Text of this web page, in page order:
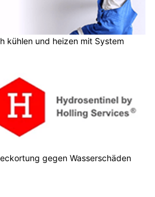
kühlen und heizen mit System
gegen Wasserschäden